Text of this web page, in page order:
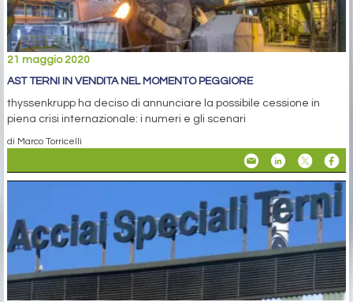
21 maggio 2020
AST TERNI IN VENDITA NEL MOMENTO PEGGIORE
thyssenkrupp ha deciso di annunciare la possibile cessione in
piena crisi internazionale: i numeri e gli scenari
di Marco Torricelli